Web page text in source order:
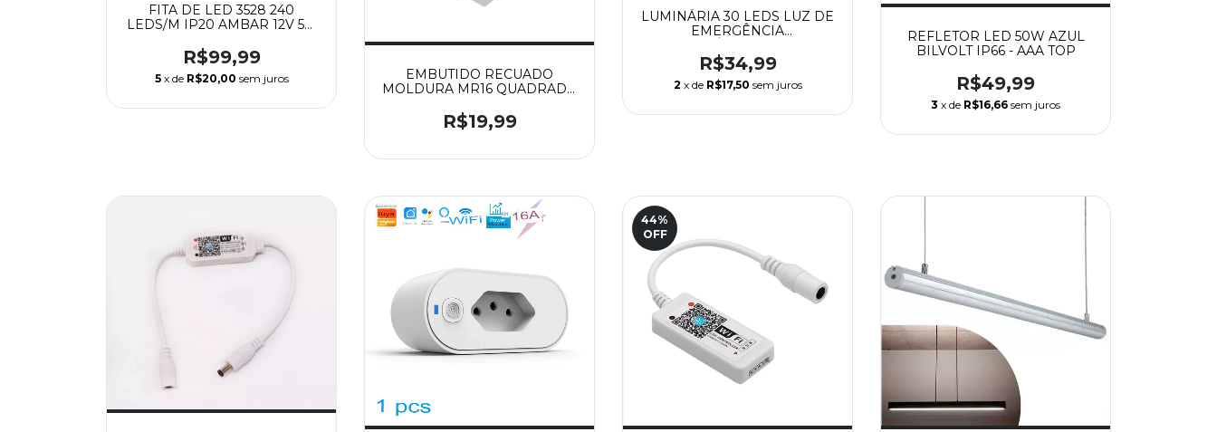
FITA DE LED 3528 240
LEDS/M IP20 AMBAR 12V 5M
R$99,99
5 x de R$20,00 sem juros
EMBUTIDO RECUADO
MOLDURA MR16 QUADRADO
R$19,99
LUMINÁRIA 30 LEDS LUZ DE
EMERGÊNCIA
R$34,99
2 x de R$17,50 sem juros
REFLETOR LED 50W AZUL
BILVOLT IP66 - AAA TOP
R$49,99
3 x de R$16,66 sem juros
44%
OFF